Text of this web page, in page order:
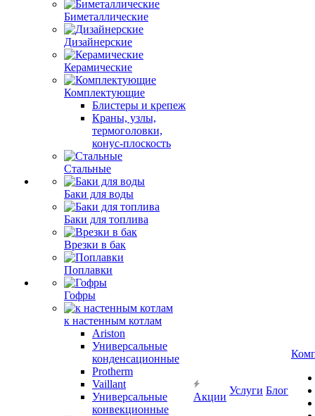
Биметаллические
Дизайнерские
Керамические
Комплектующие
Блистеры и крепеж
Краны, узлы,
термоголовки,
конус-плоскость
Стальные
Баки для воды
Баки для топлива
Врезки в бак
Поплавки
Гофры
к настенным котлам
Ariston
Универсальные
конденсационные
Protherm
Vaillant
Универсальные
конвекционные
Акции
Услуги Блог